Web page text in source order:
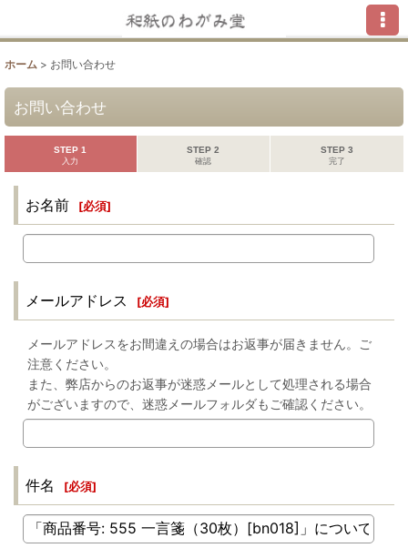
ホーム > お問い合わせ
お問い合わせ
STEP 1
入力
STEP 2
確認
STEP 3
完了
お名前 [必須]
メールアドレス [必須]
メールアドレスをお間違えの場合はお返事が届きません。ご
注意ください。
また、弊店からのお返事が迷惑メールとして処理される場合
がございますので、迷惑メールフォルダもご確認ください。
件名 [必須]